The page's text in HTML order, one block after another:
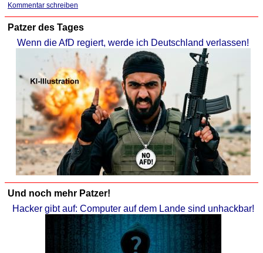
Kommentar schreiben
Patzer des Tages
Wenn die AfD regiert, werde ich Deutschland verlassen!
Und noch mehr Patzer!
Hacker gibt auf: Computer auf dem Lande sind unhackbar!